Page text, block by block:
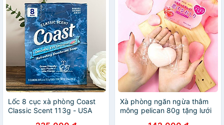
Lốc 8 cục xà phòng Coast
Classic Scent 113g - USA
Xà phòng ngăn ngừa thâm
mông pelican 80g tặng lưới